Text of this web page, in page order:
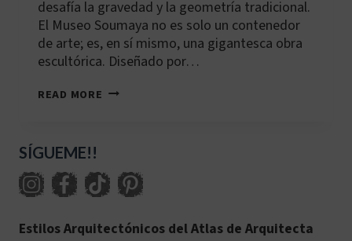
desafía la gravedad y la geometría tradicional.
El Museo Soumaya no es solo un contenedor
de arte; es, en sí mismo, una gigantesca obra
escultórica. Diseñado por…
READ MORE MX-
SÍGUEME!!
Estilos Arquitectónicos del Atlas de Arquitecta